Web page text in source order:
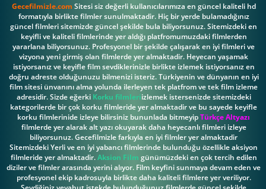
Gecefilmizle.com Sitesi siz değerli kullanıcılarımıza en güncel kaliteli hd
formatıyla birlikte filmler sunulmaktadir. Hiç bir yerde bulamadığınız
güncel filmleri sitemizde güncel şekilde bula biliyorsunuz. Sitemizdeki en
keyifli ve kaliteli filmlerinde yer aldığı platfromumuzdaki filmlerden
yararlana biliyorsunuz. Profesyonel bir şekilde çalışarak en iyi filmleri ve
vizyona yeni girmiş olan filmlerde yer almaktadir. Heyecan yaşamak
istiyorsanız ve keyifle film sevdiklerinizle birlikte izlemek istiyorsanız en
doğru adreste olduğunuzu bilmenizi isteriz. Türkiyenin ve dünyanın en iyi
film sitesi ünvanını alma yolunda ilerleyen tek platfrom ve tek film izleme
adresidir. Sizde eğerki Korku filmleriizlemek istersenizde sitemizdeki
kategorilerde bir çok korku filmleride yer almaktadir ve bu sayede keyifle
korku filmlerinide izleye bilirsiniz bununlada bitmeyipTürkçe Altyazı
filmlerde yer alarak alt yazı okuyarak daha heyecanlı filmleri izleye
biliyorsunuz. Gecefilmizle farkıyla en iyi filmler yer almaktadir
Sitemizdeki Yerli ve en iyi yabancı filmlerinde bulunduğu özellikle aksiyon
filmleride yer almaktadir.Aksion Film günümüzdeki en çok tercih edilen
diziler ve filmler arasında yerini alıyor. Film keyfini sunmaya devam eden ve
profesyonel ekip kadrosuyla birlikte daha kaliteli filmlere yer veriliyor.